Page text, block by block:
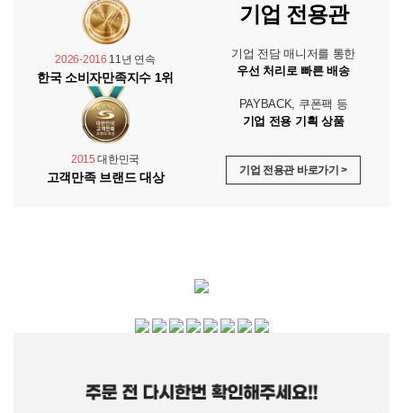
2026-2016 11년 연속
한국 소비자만족지수 1위
2015 대한민국
고객만족 브랜드 대상
기업 전용관
기업 전담 매니저를 통한
우선 처리로 빠른 배송
PAYBACK, 쿠폰팩 등
기업 전용 기획 상품
기업 전용관 바로가기 >